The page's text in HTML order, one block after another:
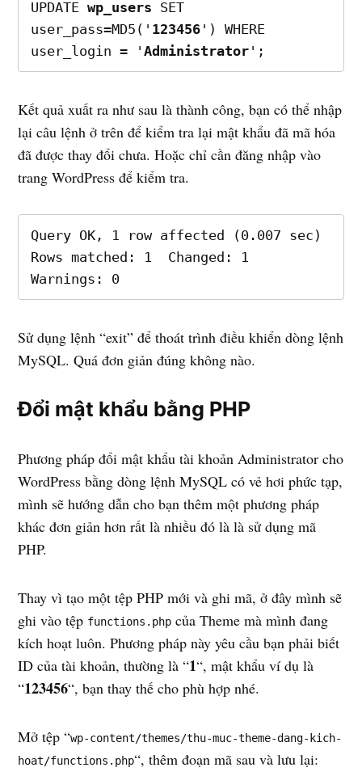
UPDATE wp_users SET
user_pass=MD5(' 123456') WHERE
user_login = ' Administrator';
Kết quả xuất ra như sau là thành công, bạn có thể nhập
lại câu lệnh ở trên để kiểm tra lại mật khẩu đã mã hóa
đã được thay đổi chưa. Hoặc chỉ cần đăng nhập vào
trang WordPress để kiểm tra.
Query OK, 1 row affected (0.007 sec)
Rows matched: 1  Changed: 1
Warnings: 0
Sử dụng lệnh “exit” để thoát trình điều khiển dòng lệnh
MySQL. Quá đơn giản đúng không nào.
Đổi mật khẩu bằng PHP
Phương pháp đổi mật khẩu tài khoản Administrator cho
WordPress bằng dòng lệnh MySQL có vẻ hơi phức tạp,
mình sẽ hướng dẫn cho bạn thêm một phương pháp
khác đơn giản hơn rất là nhiều đó là là sử dụng mã
PHP.
Thay vì tạo một tệp PHP mới và ghi mã, ở đây mình sẽ
ghi vào tệp functions.php của Theme mà mình đang
kích hoạt luôn. Phương pháp này yêu cầu bạn phải biết
ID của tài khoản, thường là “1“, mật khẩu ví dụ là
“123456“, bạn thay thế cho phù hợp nhé.
Mở tệp “wp-content/themes/thu-muc-theme-dang-kich-
hoat/functions.php“, thêm đoạn mã sau và lưu lại: